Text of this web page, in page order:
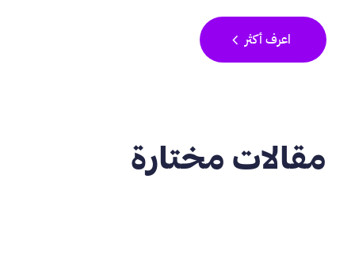
اعرف أكثرchevron_left
مقالات مختارة